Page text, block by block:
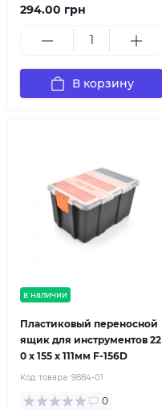
294.00 грн
В корзину
в наличии
Пластиковый переносной
ящик для инструментов 22
0 х 155 х 111мм F-156D
Код товара: 9884-01
0